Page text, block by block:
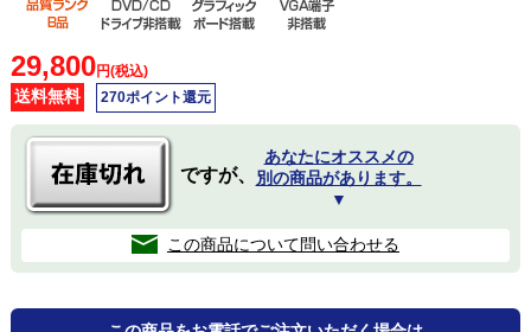
29,800円(税込)
送料無料 270ポイント還元
ですが、
あなたにオススメの
別の商品があります。
▼
この商品について問い合わせる